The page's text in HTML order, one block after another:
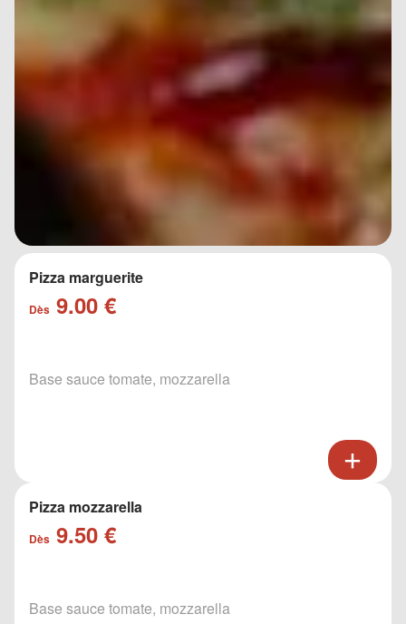
Pizza marguerite
Dès 9.00 €
Base sauce tomate, mozzarella
Pizza mozzarella
Dès 9.50 €
Base sauce tomate, mozzarella